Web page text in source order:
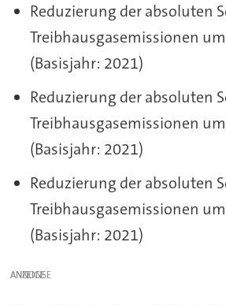
Reduzierung der absoluten
Treibhausgasemissionen
(Basisjahr: 2021)
Reduzierung der absoluten
Treibhausgasemissionen
(Basisjahr: 2021)
Reduzierung der absoluten
Treibhausgasemissionen
(Basisjahr: 2021)
ANZEIGE